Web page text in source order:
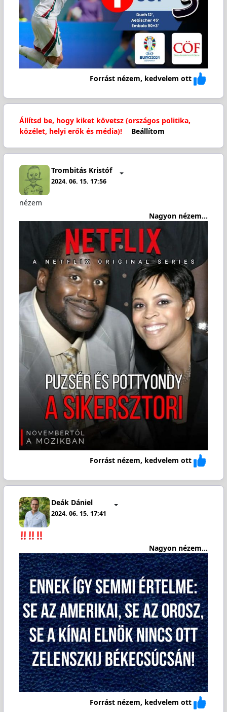
Forrást nézem, kedvelem ott
Állítsd be, hogy kiket követsz (országos politika,
közélet, helyi erők és média)!
Beállítom
Trombitás Kristóf
2024. 06. 15. 17:56
nézem
Nagyon nézem...
Forrást nézem, kedvelem ott
Deák Dániel
2024. 06. 15. 17:41
Nagyon nézem...
Forrást nézem, kedvelem ott